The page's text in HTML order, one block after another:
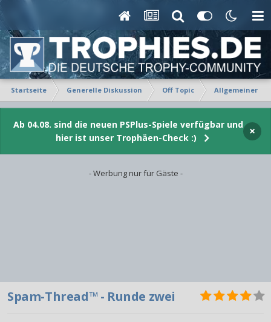
Startseite Generelle Diskussion Off Topic Allgemeiner
Ab 04.08. sind die neuen PSPlus-Spiele verfügbar und
hier ist unser Trophäen-Check :)
×
- Werbung nur für Gäste -
Spam-Thread™ - Runde zwei